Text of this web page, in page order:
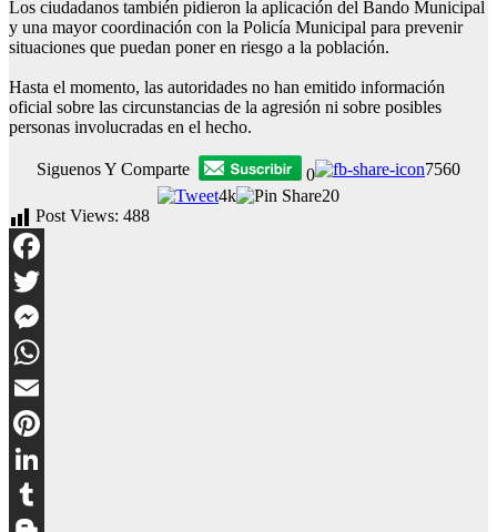
Los ciudadanos también pidieron la aplicación del Bando Municipal
y una mayor coordinación con la Policía Municipal para prevenir
situaciones que puedan poner en riesgo a la población.
Hasta el momento, las autoridades no han emitido información
oficial sobre las circunstancias de la agresión ni sobre posibles
personas involucradas en el hecho.
Siguenos Y Comparte 0
7560
4k
20
Post Views: 488
Facebook
Twitter
Messenger
WhatsApp
Email
Pinterest
LinkedIn